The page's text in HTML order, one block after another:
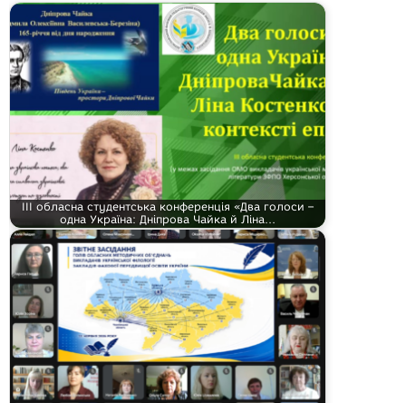
ІІІ обласна студентська конференція «Два голоси –
одна Україна: Дніпрова Чайка й Ліна…